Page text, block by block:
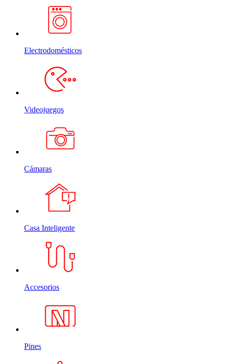
Electrodomésticos
Videojuegos
Cámaras
Casa Inteligente
Accesorios
Pines